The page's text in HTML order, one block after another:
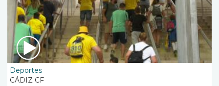
Deportes
CÁDIZ CF